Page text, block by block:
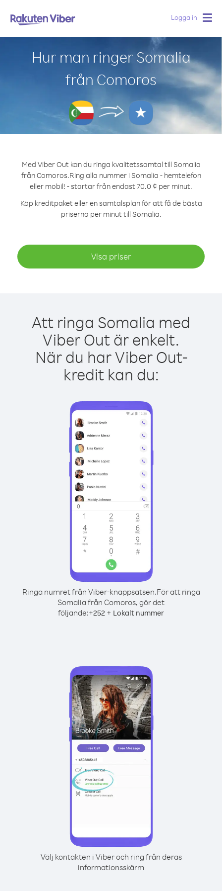
Logga in
Hur man ringer Somalia
från Comoros
Med Viber Out kan du ringa kvalitetssamtal till Somalia
från Comoros.Ring alla nummer i Somalia - hemtelefon
eller mobil! - startar från endast 70.0 ¢ per minut.
Köp kreditpaket eller en samtalsplan för att få de bästa
priserna per minut till Somalia.
Visa priser
Att ringa Somalia med
Viber Out är enkelt.
När du har Viber Out-
kredit kan du:
Ringa numret från Viber-knappsatsen.För att ringa
Somalia från Comoros, gör det
följande:+252 + Lokalt nummer
Välj kontakten i Viber och ring från deras
informationsskärm